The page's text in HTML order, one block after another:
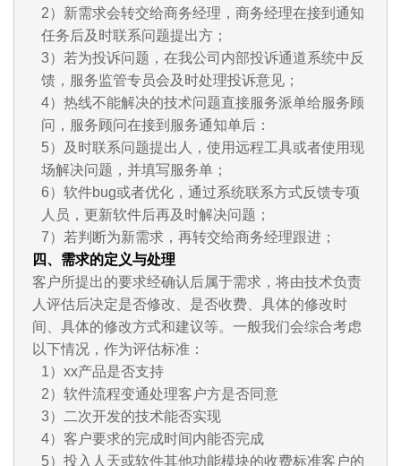
2）新需求会转交给商务经理，商务经理在接到通知
任务后及时联系问题提出方；
3）若为投诉问题，在我公司内部投诉通道系统中反
馈，服务监管专员会及时处理投诉意见；
4）热线不能解决的技术问题直接服务派单给服务顾
问，服务顾问在接到服务通知单后：
5）及时联系问题提出人，使用远程工具或者使用现
场解决问题，并填写服务单；
6）软件bug或者优化，通过系统联系方式反馈专项
人员，更新软件后再及时解决问题；
7）若判断为新需求，再转交给商务经理跟进；
四、需求的定义与处理
客户所提出的要求经确认后属于需求，将由技术负责
人评估后决定是否修改、是否收费、具体的修改时
间、具体的修改方式和建议等。一般我们会综合考虑
以下情况，作为评估标准：
1）xx产品是否支持
2）软件流程变通处理客户方是否同意
3）二次开发的技术能否实现
4）客户要求的完成时间内能否完成
5）投入人天或软件其他功能模块的收费标准客户的